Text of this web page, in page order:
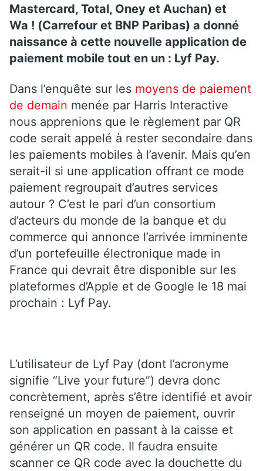
Mastercard, Total, Oney et Auchan) et
Wa ! (Carrefour et BNP Paribas) a donné
naissance à cette nouvelle application de
paiement mobile tout en un : Lyf Pay.
Dans l’enquête sur les moyens de paiement
de demain menée par Harris Interactive
nous apprenions que le règlement par QR
code serait appelé à rester secondaire dans
les paiements mobiles à l’avenir. Mais qu’en
serait-il si une application offrant ce mode
paiement regroupait d’autres services
autour ? C’est le pari d’un consortium
d’acteurs du monde de la banque et du
commerce qui annonce l’arrivée imminente
d’un portefeuille électronique made in
France qui devrait être disponible sur les
plateformes d’Apple et de Google le 18 mai
prochain : Lyf Pay.
L’utilisateur de Lyf Pay (dont l’acronyme
signifie “Live your future”) devra donc
concrètement, après s’être identifié et avoir
renseigné un moyen de paiement, ouvrir
son application en passant à la caisse et
générer un QR code. Il faudra ensuite
scanner ce QR code avec la douchette du